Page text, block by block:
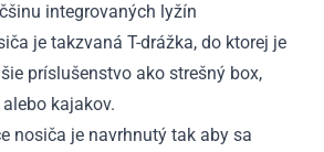
integrovaných lyžín
je takzvaná T-drážka, do ktorej je
príslušenstvo ako strešný box,
kajakov.
nosiča je navrhnutý tak aby sa